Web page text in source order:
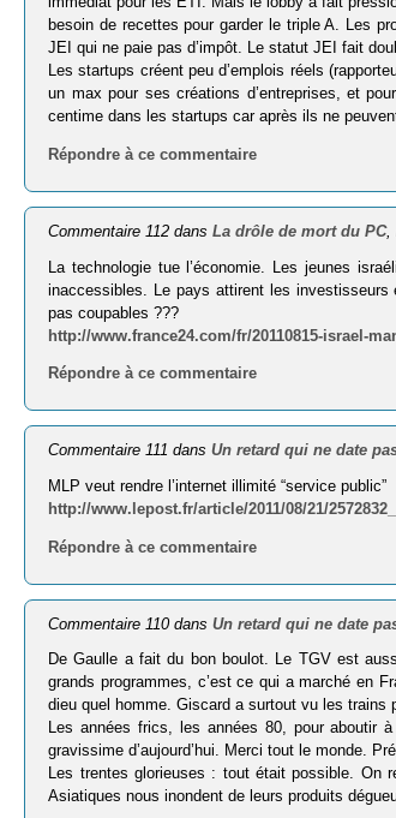
besoin de recettes pour garder le triple A. Les
JEI qui ne paie pas d’impôt. Le statut JEI fait
Les startups créent peu d’emplois réels
un max pour ses créations d’entreprises, et
centime dans les startups car après ils ne
Répondre à ce commentaire
Commentaire 112 dansLa drôle de mort du PC,
La technologie tue l’économie. Les jeunes
inaccessibles. Le pays attirent les
pas coupables ???
http://www.france24.com/fr/20110815-israel-
Répondre à ce commentaire
Commentaire 111 dansUn retard qui ne date
MLP veut rendre l’internet illimité “service public”
http://www.lepost.fr/article/2011/08/21/
Répondre à ce commentaire
Commentaire 110 dansUn retard qui ne date
De Gaulle a fait du bon boulot. Le TGV est
grands programmes, c’est ce qui a marché en
dieu quel homme. Giscard a surtout vu les trains
Les années frics, les années 80, pour aboutir
gravissime d’aujourd’hui. Merci tout le monde.
Les trentes glorieuses : tout était possible. On
Asiatiques nous inondent de leurs produits